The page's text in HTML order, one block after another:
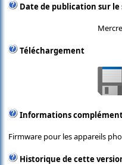
Date de publication sur le
Téléchargement
Informations
Firmware pour les appareils
Historique de cette